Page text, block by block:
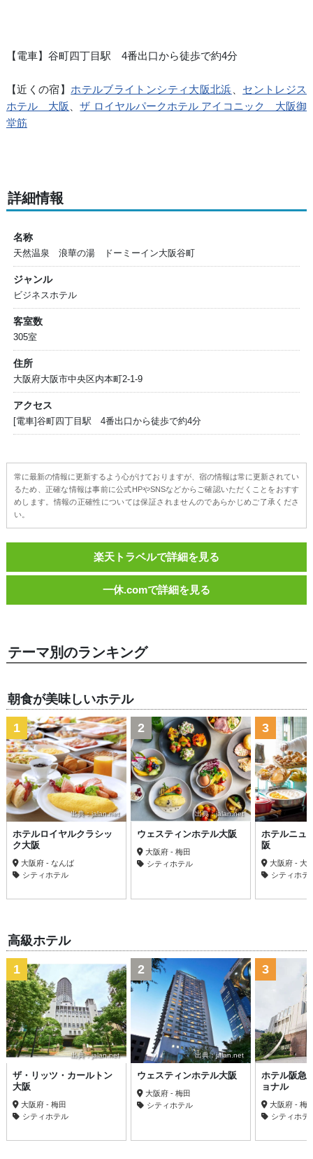
【電車】谷町四丁目駅 4番出口から徒歩で約4分
【近くの宿】 ホテルブライトンシティ大阪北浜
セントレジス
ホテル 大阪
、ザ ロイヤルパークホテル アイコニック 大阪御
堂筋
詳細情報
名称
天然温泉 浪華の湯 ドーミーイン大阪谷町
ジャンル
ビジネスホテル
客室数
305室
住所
大阪府大阪市中央区内本町2-1-9
アクセス
[電車]谷町四丁目駅 4番出口から徒歩で約4分
常に最新の情報に更新するよう心がけておりますが、宿の情報は常に更新されてい
るため、正確な情報は事前に公式HPやSNSなどからご確認いただくことをおすす
めします。情報の正確性については保証されませんのであらかじめご了承くださ
い。
楽天トラベルで詳細を見る
一休.comで詳細を見る
テーマ別のランキング
朝食が美味しいホテル
出典：jalan.net
1
ホテルロイヤルクラシッ
ク大阪
大阪府 - なんば
シティホテル
出典：jalan.net
2
ウェスティンホテル大阪
大阪府 - 梅田
シティホテル
3
ホテルニュ
阪
大阪府 - 大
シティホテ
高級ホテル
出典：jalan.net
1
ザ・リッツ・カールトン
大阪
大阪府 - 梅田
シティホテル
出典：jalan.net
2
ウェスティンホテル大阪
大阪府 - 梅田
シティホテル
3
ホテル阪急
ョナル
大阪府 - 梅
シティホテ